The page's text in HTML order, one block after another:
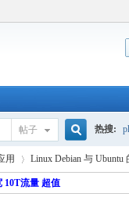
帖子 热搜:
流量价
用 Linux Debian 与 Ubuntu
10T流量 超值